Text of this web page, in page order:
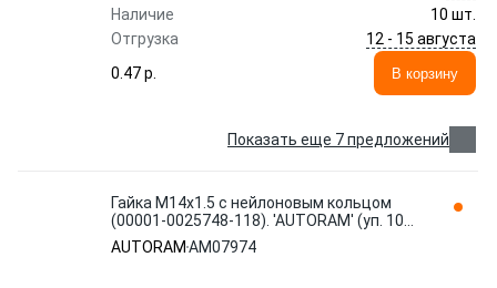
Наличие
10 шт.
Отгрузка
12 - 15 августа
0.47 p.
В корзину
Показать еще 7 предложений
Гайка М14x1.5 с нейлоновым кольцом
(00001-0025748-118). 'AUTORAM' (уп. 10
шт) AM07974
AUTORAM AM07974